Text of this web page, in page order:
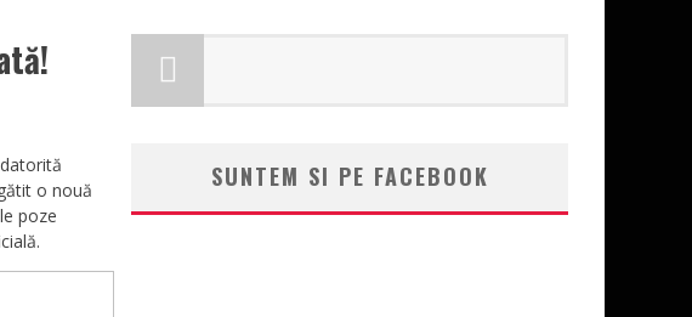
o nouă
poze
SUNTEM SI PE FACEBOOK